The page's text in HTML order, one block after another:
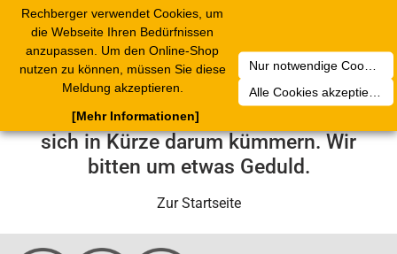
Rechberger verwendet Cookies, um
die Webseite Ihren Bedürfnissen
anzupassen. Um den Online-Shop
nutzen zu können, müssen Sie diese
Meldung akzeptieren.
Nur notwendige Cookies akzeptieren
Alle Cookies akzeptieren
[Mehr Informationen]
Leider ist ein technischer Fehler
aufgetreten. Unser Service-Team wird
sich in Kürze darum kümmern. Wir
bitten um etwas Geduld.
Zur Startseite